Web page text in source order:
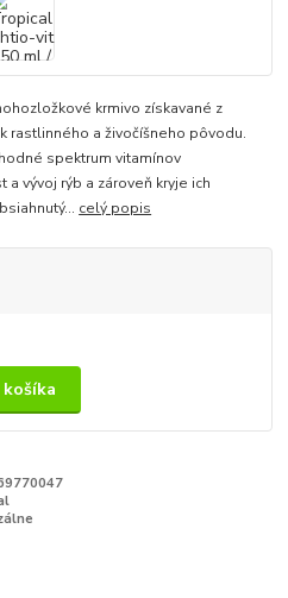
krmivo získavané z
rastlinného a živočíšneho pôvodu.
spektrum vitamínov
a vývoj rýb a zároveň kryje ich
celý popis